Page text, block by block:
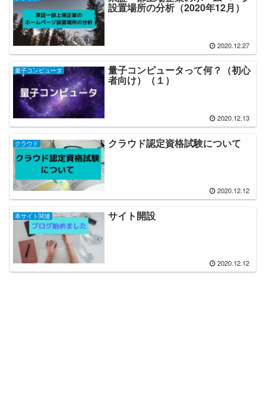
設置場所の分析（2020年12月）
2020.12.27
量子コンピュータ 量子コンピュータって何？（初心
者向け）（１）
2020.12.13
クラウド クラウド認定資格試験について
2020.12.12
本サイト関連 サイト開設
2020.12.12